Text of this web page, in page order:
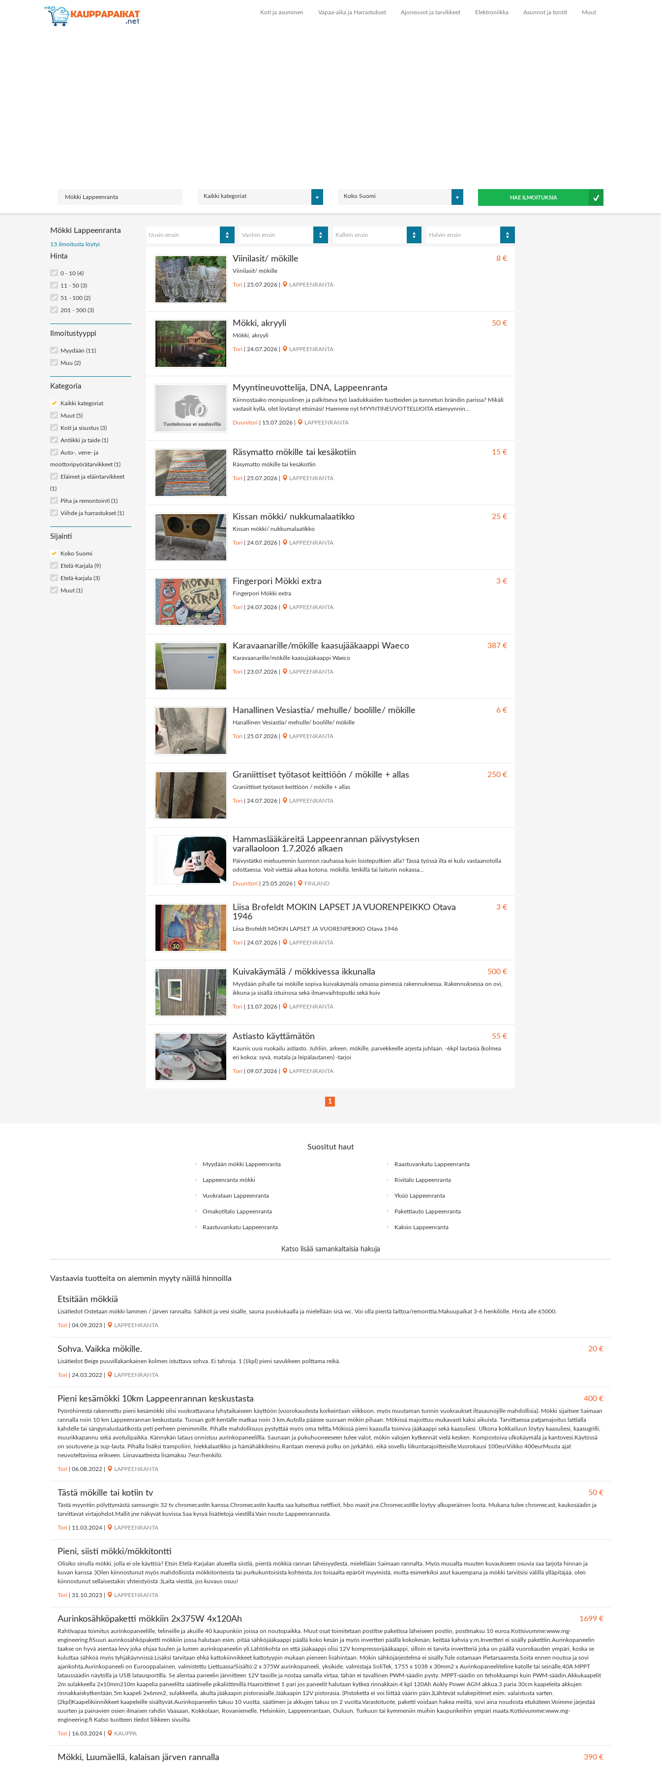
Koti ja asuminen Vapaa-aika ja Harrastukset Ajoneuvot ja tarvikkeet Elektroniikka Asunnot ja tontit Muut
Kaikki kategoriat Koko Suomi HAE ILMOITUKSIA
Mökki Lappeenranta
13 ilmoitusta löytyi
Hinta
0 - 10 (4)
11 - 50 (3)
51 - 100 (2)
201 - 500 (3)
Ilmoitustyyppi
Myydään (11)
Muu (2)
Kategoria
Kaikki kategoriat
Muut (5)
Koti ja sisustus (3)
Antiikki ja taide (1)
Auto-, vene- ja
moottoripyörätarvikkeet (1)
Eläimet ja eläintarvikkeet
(1)
Piha ja remontointi (1)
Viihde ja harrastukset (1)
Sijainti
Koko Suomi
Etelä-Karjala (9)
Etelä-karjala (3)
Muut (1)
Järjestä
ilmoitukset:
Uusin ensin Vanhin ensin Kallein ensin Halvin ensin
Viinilasit/ mökille 8 €
Viinilasit/ mökille
Tori 25.07.2026 LAPPEENRANTA
Mökki, akryyli 50 €
Mökki, akryyli
Tori 24.07.2026 LAPPEENRANTA
Myyntineuvottelija, DNA, Lappeenranta
Kiinnostaako monipuolinen ja palkitseva työ laadukkaiden tuotteiden ja tunnetun brändin parissa? Mikäli
vastasit kyllä, olet löytänyt etsimäsi! Haemme nyt MYYNTINEUVOTTELIJOITA etämyynnin...
Duunitori 15.07.2026 LAPPEENRANTA
Räsymatto mökille tai kesäkotiin 15 €
Räsymatto mökille tai kesäkotiin
Tori 25.07.2026 LAPPEENRANTA
Kissan mökki/ nukkumalaatikko 25 €
Kissan mökki/ nukkumalaatikko
Tori 24.07.2026 LAPPEENRANTA
Fingerpori Mökki extra 3 €
Fingerpori Mökki extra
Tori 24.07.2026 LAPPEENRANTA
Karavaanarille/mökille kaasujääkaappi Waeco 387 €
Karavaanarille/mökille kaasujääkaappi Waeco
Tori 23.07.2026 LAPPEENRANTA
Hanallinen Vesiastia/ mehulle/ boolille/ mökille 6 €
Hanallinen Vesiastia/ mehulle/ boolille/ mökille
Tori 25.07.2026 LAPPEENRANTA
Graniittiset työtasot keittiöön / mökille + allas 250 €
Graniittiset työtasot keittiöön / mökille + allas
Tori 24.07.2026 LAPPEENRANTA
Hammaslääkäreitä Lappeenrannan päivystyksen
varallaoloon 1.7.2026 alkaen
Päivystätkö mieluummin luonnon rauhassa kuin loisteputkien alla? Tässä työssä ilta ei kulu vastaanotolla
odottaessa. Voit viettää aikaa kotona, mökillä, lenkillä tai laiturin nokassa...
Duunitori 25.05.2026 FINLAND
Liisa Brofeldt MÖKIN LAPSET JA VUORENPEIKKO Otava
1946
3 €
Liisa Brofeldt MÖKIN LAPSET JA VUORENPEIKKO Otava 1946
Tori 24.07.2026 LAPPEENRANTA
Kuivakäymälä / mökkivessa ikkunalla 500 €
Myydään pihalle tai mökille sopiva kuivakäymälä omassa pienessä rakennuksessa. Rakennuksessa on ovi,
ikkuna ja sisällä istuinosa sekä ilmanvaihtoputki.sekä kuiv
Tori 11.07.2026 LAPPEENRANTA
Astiasto käyttämätön 55 €
Kaunis uusi ruokailu astiasto. Juhliin, arkeen, mökille, parvekkeelle arjesta juhlaan. -6kpl lautasia (kolmea
eri kokoa: syvä, matala ja leipälautanen) -tarjoi
Tori 09.07.2026 LAPPEENRANTA
1
Suositut haut
Myydään mökki Lappeenranta
Lappeenranta mökki
Vuokrataan Lappeenranta
Omakotitalo Lappeenranta
Raastuvankatu Lappeenranta
Raastuvankatu Lappeenranta
Rivitalo Lappeenranta
Yksiö Lappeenranta
Pakettiauto Lappeenranta
Kaksio Lappeenranta
Katso lisää samankaltaisia hakuja
Vastaavia tuotteita on aiemmin myyty näillä hinnoilla
Etsitään mökkiä
Lisätiedot Ostetaan mökki lammen / järven rannalta. Sähköt ja vesi sisälle, sauna puukiukaalla ja mielellään sisä wc. Voi olla pientä laittoa/remonttia.Makuupaikat 3-6 henkilölle. Hinta alle 65000.
Tori 04.09.2023 LAPPEENRANTA
Sohva. Vaikka mökille. 20 €
Lisätiedot Beige puuvillakankainen kolmen istuttava sohva. Ei tahroja. 1 (1kpl) pieni savukkeen polttama reikä.
Tori 24.03.2022 LAPPEENRANTA
Pieni kesämökki 10km Lappeenrannan keskustasta 400 €
Pyöröhirrestä rakennettu pieni kesämökki olisi vuokrattavana lyhytaikaiseen käyttöön (vuorokaudesta korkeintaan viikkoon, myös muutaman tunnin vuokraukset iltasaunojille mahdollisia). Mökki sijaitsee Saimaan
rannalla noin 10 km Lappeenrannan keskustasta. Tuosan golf-kentälle matkaa noin 3 km.Autolla pääsee suoraan mökin pihaan. Mökissä majoittuu mukavasti kaksi aikuista. Tarvittaessa patjamajoitus lattialla
kahdelle tai sängynaluslaatikosta peti perheen pienimmille. Pihalle mahdollisuus pystyttää myös oma teltta.Mökissä pieni kaasulla toimiva jääkaappi sekä kaasuliesi. Ulkona kokkailuun löytyy kaasuliesi, kaasugrilli,
muurikkapannu sekä avotulipaikka. Kännykän lataus onnistuu aurinkopaneelillla. Saunaan ja pukuhuoneeseen tulee valot, mökin valojen kytkennät vielä kesken. Kompostoiva ulkokäymälä ja kantovesi.Käytössä
on soutuvene ja sup-lauta. Pihalla lisäksi trampoliini, hiekkalaatikko ja hämähäkkikeinu.Rantaan menevä polku on jyrkähkö, eikä sovellu liikuntarajoitteisille.Vuorokausi 100eurViikko 400eurMuuta ajat
neuvoteltavissa erikseen. Liinavaatteista lisämaksu 7eur/henkilö.
Tori 06.08.2022 LAPPEENRANTA
Tästä mökille tai kotiin tv 50 €
Tästä myyntiin pölyttymästä samsungin 32 tv chromecastin kanssa.Chromecastin kautta saa katsottua netflixit, hbo maxit jne.Chromecastille löytyy alkuperäinen loota. Mukana tulee chromecast, kaukosäädin ja
tarvittavat virtajohdot.Mallit jne näkyvät kuvissa.Saa kysyä lisätietoja viestillä.Vain nouto Lappeenrannasta.
Tori 11.03.2024 LAPPEENRANTA
Pieni, siisti mökki/mökkitontti
Olisiko sinulla mökki, jolla ei ole käyttöä? Etsin Etelä-Karjalan alueelta siistiä, pientä mökkiä rannan läheisyydestä, mielellään Saimaan rannalta. Myös muualta muuten kuvaukseen osuvia saa tarjota hinnan ja
kuvan kanssa :)Olen kiinnostunut myös mahdollisista mökkitonteista tai purkukuntoisista kohteista.Jos toisaalta epäröit myymistä, mutta esimerkiksi asut kauempana ja mökki tarvitsisi välillä ylläpitäjää, olen
kiinnostunut sellaisestakin yhteistyöstä :)Laita viestiä, jos kuvaus osuu!
Tori 31.10.2023 LAPPEENRANTA
Aurinkosähköpaketti mökkiin 2x375W 4x120Ah 1699 €
Rahtivapaa toimitus aurinkopaneelille, telineille ja akuille 40 kaupunkiin joissa on noutopaikka. Muut osat toimitetaan postitse paketissa läheiseen postiin, postimaksu 10 euroa.Kotisivumme:www.mg-
engineering.fiSuuri aurinkosähköpaketti mökkiin jossa halutaan esim. pitää sähköjääkaappi päällä koko kesän ja myös invertteri päällä kokokesän, keittää kahvia y.m.Invertteri ei sisälly pakettiin.Aurinkopaneelin
taakse on hyvä asentaa levy joka ohjaa tuulen ja lumen aurinkopaneelin yli.Lähtökohta on että jääkaappi olisi 12V kompressorijääkaappi, silloin ei tarvita invertteriä joka on päällä vuorokauden ympäri, koska se
kuluttaa sähköä myös tyhjäkäynnissä.Lisäksi tarvitaan ehkä kattokiinnikkeet kattotyypin mukaan pieneen lisähintaan. Mökin sähköjärjestelmä ei sisälly.Tule ostamaan Pietarsaaresta.Soita ennen noutoa ja sovi
ajankohta.Aurinkopaneeli on Eurooppalainen, valmistettu Liettuassa!Sisältö:2 x 375W aurinkopaneeli, yksikide, valmistaja SoliTek, 1755 x 1038 x 30mm2 x Aurinkopaneeliteline katolle tai seinälle.40A MPPT
lataussäädin näytöllä ja USB latausportilla. Se alentaa paneelin jännitteen 12V tasolle ja nostaa samalla virtaa, tähän ei tavallinen PWM-säädin pysty. MPPT-säädin on tehokkaampi kuin PWM-säädin.Akkukaapelit
2m sulakkeella 2x10mm210m kaapelia paneelilta säätimelle pikaliittimillä.Haaroittimet 1 pari jos paneelit halutaan kytkeä rinnakkain.4 kpl 120Ah Aokly Power AGM akkua.3 paria 30cm kaapeleita akkujen
rinnakkaiskytkentään.5m kaapeli 2x6mm2, sulakkeella, akulta jääkaapin pistorasialle.Jääkaapin 12V pistorasia. (Pistoketta ei voi liittää väärin päin.)Lähtevät sulakepitimet esim. valaistusta varten.
(2kpl)Kaapelikiinnikkeet kaapeleille sisältyvät.Aurinkopaneelin takuu 10 vuotta, säätimen ja akkujen takuu on 2 vuotta.Varastotuote, paketti voidaan hakea meiltä, sovi aina noudosta etukäteen.Voimme järjestää
suurten ja painavien osien ilmaisen rahdin Vaasaan, Kokkolaan, Rovaniemelle, Helsinkiin, Lappeenrantaan, Ouluun, Turkuun tai kymmeniin muihin kaupunkeihin ympäri maata.Kotisivumme:www.mg-
engineering.fi Katso tuotteen tiedot liikkeen sivuilta
Tori 16.03.2024 KAUPPA
Mökki, Luumäellä, kalaisan järven rannalla 390 €